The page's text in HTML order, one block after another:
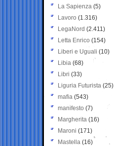
La Sapienza (5)
Lavoro (1.316)
LegaNord (2.411)
Letta Enrico (154)
Liberi e Uguali (10)
Libia (68)
Libri (33)
Liguria Futurista (25)
mafia (543)
manifesto (7)
Margherita (16)
Maroni (171)
Mastella (16)